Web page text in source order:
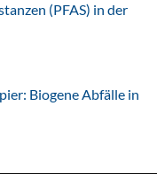
(PFAS) in der
Biogene Abfälle in